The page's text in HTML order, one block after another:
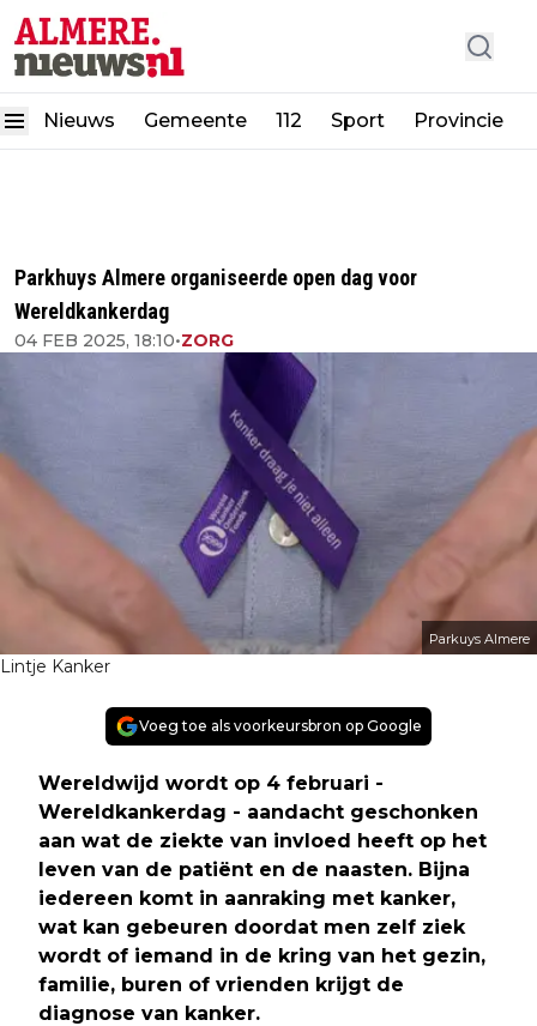
Nieuws Gemeente 112 Sport Provincie
Parkhuys Almere organiseerde open dag voor
Wereldkankerdag
04 FEB 2025, 18:10•ZORG
Parkuys Almere
Lintje Kanker
Voeg toe als voorkeursbron op Google
Wereldwijd wordt op 4 februari -
Wereldkankerdag - aandacht geschonken
aan wat de ziekte van invloed heeft op het
leven van de patiënt en de naasten. Bijna
iedereen komt in aanraking met kanker,
wat kan gebeuren doordat men zelf ziek
wordt of iemand in de kring van het gezin,
familie, buren of vrienden krijgt de
diagnose van kanker.